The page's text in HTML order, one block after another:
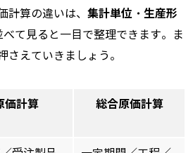
計算の違いは、 集計単位・生産形
べて見ると一目で整理できます。ま
さえていきましょう。
価計算 総合原価計算